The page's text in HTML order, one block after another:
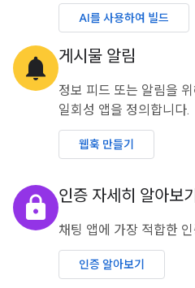
AI를 사용하여 빌드
notifications 게시물 알림
정보 피드 또는 알림을
일회성 앱을 정의합니다.
웹훅 만들기
lock 인증 자세히 알아보기
채팅 앱에 가장 적합한
인증 알아보기